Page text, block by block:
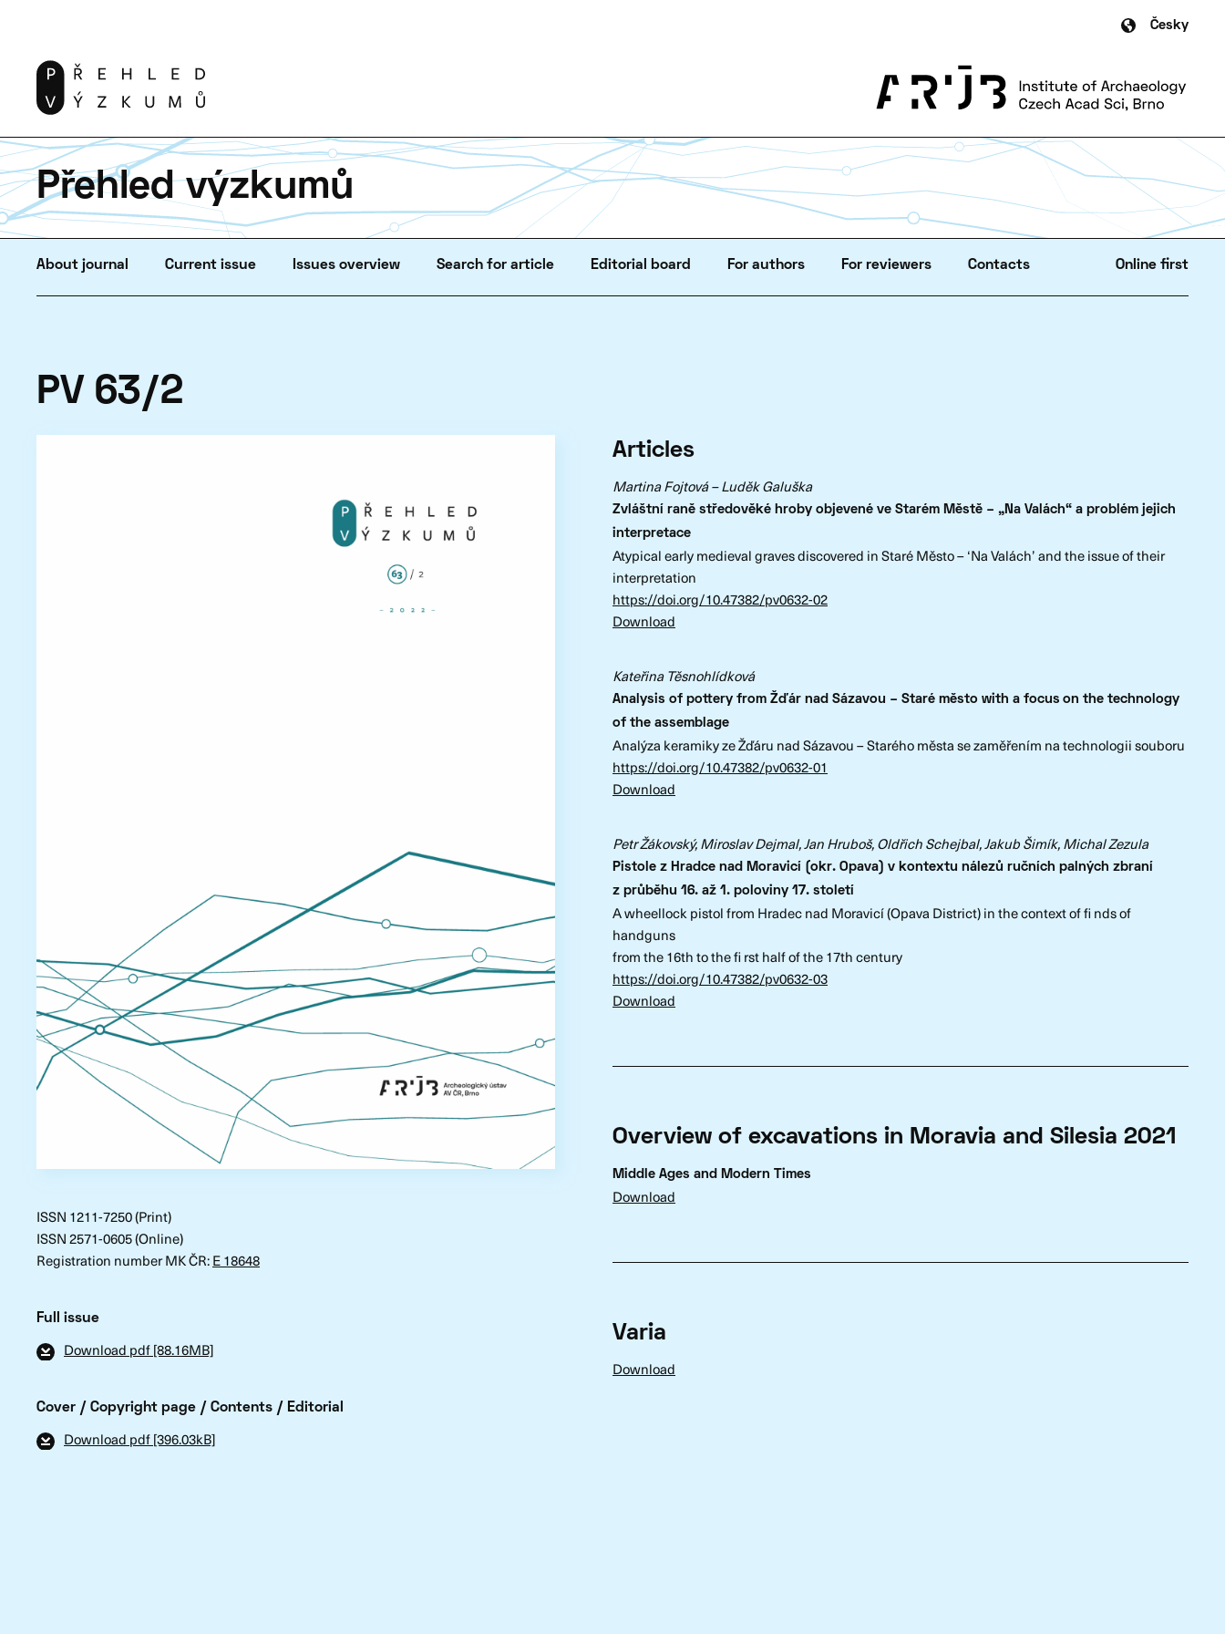
Česky
Přehled výzkumů
About journal Current issue Issues overview Search for article Editorial board For authors For reviewers Contacts Online first
PV 63/2
ISSN 1211-7250 (Print)
ISSN 2571-0605 (Online)
Registration number MK ČR:E 18648
Full issue
Download pdf [88.16MB]
Cover / Copyright page / Contents / Editorial
Download pdf [396.03kB]
Articles
Martina Fojtová –Luděk Galuška
Zvláštní raně středověké hroby objevené ve Starém Městě – „Na Valách“ a problém jejich
interpretace
Atypical early medieval graves discovered in Staré Město – ‘Na Valách’ and the issue of their
interpretation
https://doi.org/10.47382/pv0632-02
Download
Kateřina Těsnohlídková
Analysis of pottery from Žďár nad Sázavou – Staré město with a focus on the technology
of the assemblage
Analýza keramiky ze Žďáru nad Sázavou – Starého města se zaměřením na technologii souboru
https://doi.org/10.47382/pv0632-01
Download
Petr Žákovský, Miroslav Dejmal, Jan Hruboš, Oldřich Schejbal, Jakub Šimík, Michal Zezula
Pistole z Hradce nad Moravicí (okr. Opava) v kontextu nálezů ručních palných zbraní
z průběhu 16. až 1. poloviny 17. století
A wheellock pistol from Hradec nad Moravicí (Opava District) in the context of fi nds of
handguns
from the 16th to the fi rst half of the 17th century
https://doi.org/10.47382/pv0632-03
Download
Overview of excavations in Moravia and Silesia 2021
Middle Ages and Modern Times
Download
Varia
Download